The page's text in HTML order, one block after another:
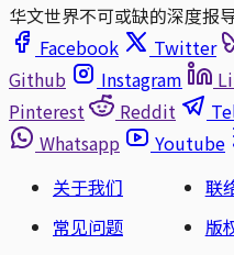
华文世界不可或缺的深度报
Facebook
Twitter
Github
Instagram
Pinterest
Reddit
Whatsapp
Youtube
关于我们
联
常见问题
版